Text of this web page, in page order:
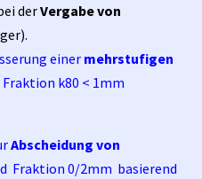
derVergabe von
einer mehrstufigen
Fraktion k80 < 1mm
Abscheidung von
Fraktion 0/2mm basierend